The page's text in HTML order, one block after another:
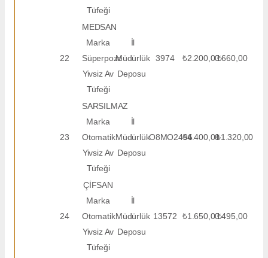
Tüfeği
22
MEDSAN
Marka
Süperpoze
Yivsiz Av
Tüfeği
İl
Müdürlük
Deposu
3974 ₺2.200,00₺660,00
23
SARSILMAZ
Marka
Otomatik
Yivsiz Av
Tüfeği
İl
Müdürlük
Deposu
O8MO2496₺4.400,00₺1.320,00
24
ÇİFSAN
Marka
Otomatik
Yivsiz Av
Tüfeği
İl
Müdürlük
Deposu
13572 ₺1.650,00₺495,00